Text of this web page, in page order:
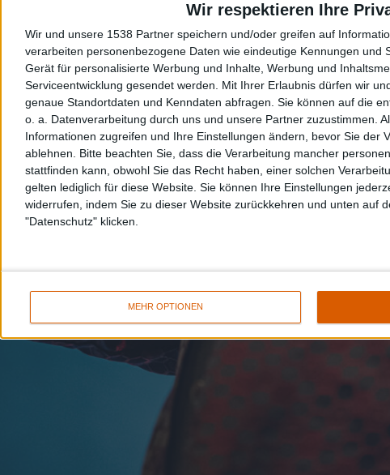
Wir respektieren Ihre
Wir und unsere 1538 Partner speichern und/oder greifen auf
verarbeiten personenbezogene Daten wie eindeutige Kennungen und
Gerät für personalisierte Werbung und Inhalte, Werbung und
Serviceentwicklung gesendet werden. Mit Ihrer Erlaubnis dürfen wir
genaue Standortdaten und Kenndaten abfragen. Sie können auf die
o. a. Datenverarbeitung durch uns und unsere Partner zuzustimmen.
Informationen zugreifen und Ihre Einstellungen ändern, bevor Sie der
ablehnen. Bitte beachten Sie, dass die Verarbeitung mancher
stattfinden kann, obwohl Sie das Recht haben, einer solchen
gelten lediglich für diese Website. Sie können Ihre Einstellungen
widerrufen, indem Sie zu dieser Website zurückkehren und unten auf
"Datenschutz" klicken.
MEHR OPTIONEN